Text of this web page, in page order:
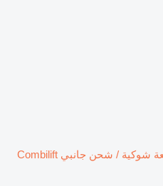
رافعة شوكية / شحن جانبي Combilift